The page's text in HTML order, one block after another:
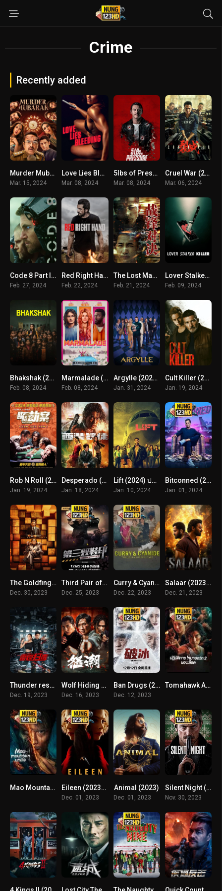
Crime
Recently added
Murder Mubarak (2024) ทีมสืบคดีแปลก
Mar. 15, 2024
Love Lies Bleeding (2024) รัก ร้าย ร้าย
Mar. 08, 2024
5lbs of Pressure (2024)
Mar. 08, 2024
Cruel War (2024) สงครามมหาโหด
Mar. 06, 2024
Code 8 Part II (2024) ล่าคนโคตรพลัง ภาค 2
Feb. 27, 2024
Red Right Hand (2024)
Feb. 22, 2024
The Lost Man (2024) ศึกท้าดวลเดือด
Feb. 21, 2024
Lover Stalker Killer (2024) คนรัก สตอล์กเกอร์ ฆาตกร
Feb. 09, 2024
Bhakshak (2024) เปิดหน้ากากความจริง
Feb. 08, 2024
Marmalade (2024) แผนปล้นยัยส้มซ่า
Feb. 08, 2024
Argylle (2024) อาร์ไกล์ ยอดสายลับ
Jan. 31, 2024
Cult Killer (2024)
Jan. 19, 2024
Rob N Roll (2024) มหากาพย์ปล้นจารชน
Jan. 19, 2024
Desperado (2024) อาชญากรระห่ำ
Jan. 18, 2024
Lift (2024) ปล้นเหนือเมฆ
Jan. 10, 2024
Bitconned (2024) คริปโตลวง
Jan. 01, 2024
The Goldfinger (2023) โคตรพยัคฆ์ชนคนมือทอง
Dec. 30, 2023
Third Pair of Shoe Prints (2023) รอยเท้าคู่ที่สาม
Dec. 25, 2023
Curry & Cyanide: The Jolly Joseph Case (2023)
Dec. 22, 2023
Salaar (2023) ซาลาร์ ภาพบุรุษเถื่อน
Dec. 21, 2023
Thunder rescue (2023) ปราบยาสายฟ้าฟาด
Dec. 19, 2023
Wolf Hiding (2024) แก๊งโฉด โคตรระห่ำ
Dec. 16, 2023
Ban Drugs (2023) ปฏิบัติการสู้เสี่ยงตาย
Dec. 12, 2023
Tomahawk Action 2 Bloodthirsty (2023) ปฏิบัติการโทมาฮอว์ก 2 นองเลือด
Mao Mountain Uncle (2023) คุณลุงเหมาซาน Eileen (2023) ไอลีน
Dec. 01, 2023
Animal (2023)
Dec. 01, 2023
Silent Night (2023) ยิงแมร่งให้เหี้ยน
Nov. 30, 2023